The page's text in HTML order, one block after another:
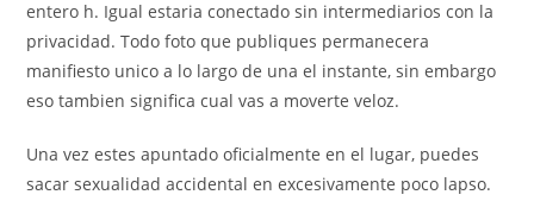
entero h. Igual estaria conectado sin intermediarios con la
privacidad. Todo foto que publiques permanecera
manifiesto unico a lo largo de una el instante, sin embargo
eso tambien significa cual vas a moverte veloz.
Una vez estes apuntado oficialmente en el lugar, puedes
sacar sexualidad accidental en excesivamente poco lapso.